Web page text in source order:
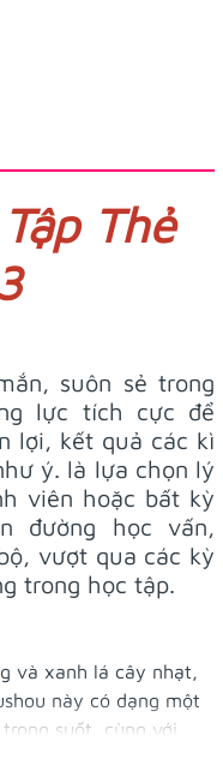
Thẻ
suôn sẻ trong
lực tích cực để
lợi, kết quả các kì
ý. là lựa chọn lý
viên hoặc bất kỳ
đường học vấn,
vượt qua các kỳ
trong học tập.
và xanh lá cây nhạt,
này có dạng một
suốt, cùng với
thư pháp.